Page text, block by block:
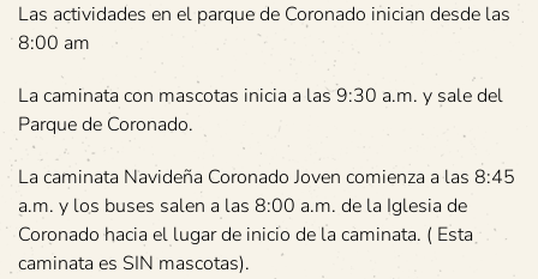
Las actividades en el parque de Coronado inician desde las
8:00 am
La caminata con mascotas inicia a las 9:30 a.m. y sale del
Parque de Coronado.
La caminata Navideña Coronado Joven comienza a las 8:45
a.m. y los buses salen a las 8:00 a.m. de la Iglesia de
Coronado hacia el lugar de inicio de la caminata. ( Esta
caminata es SIN mascotas).